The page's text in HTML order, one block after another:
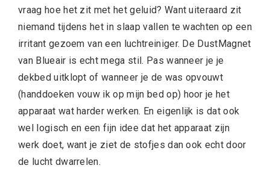
vraag hoe het zit met het geluid? Want uiteraard zit
niemand tijdens het in slaap vallen te wachten op een
irritant gezoem van een luchtreiniger. De DustMagnet
van Blueair is echt mega stil. Pas wanneer je je
dekbed uitklopt of wanneer je de was opvouwt
(handdoeken vouw ik op mijn bed op) hoor je het
apparaat wat harder werken. En eigenlijk is dat ook
wel logisch en een fijn idee dat het apparaat zijn
werk doet, want je ziet de stofjes dan ook echt door
de lucht dwarrelen.